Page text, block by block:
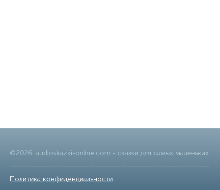
©2026. audioskazki-online.com - сказки для самых маленьких
Политика конфиденциальности